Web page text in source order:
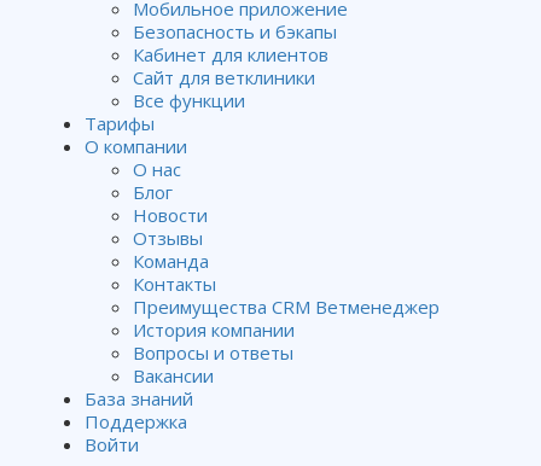
Мобильное приложение
Безопасность и бэкапы
Кабинет для клиентов
Сайт для ветклиники
Все функции
Тарифы
О компании
О нас
Блог
Новости
Отзывы
Команда
Контакты
Преимущества CRM Ветменеджер
История компании
Вопросы и ответы
Вакансии
База знаний
Поддержка
Войти
5 способов добиться
мгновенного и массивного
роста ветеринарной клиники
Владимир Хубирьянц
Опубликован 02.10.2020